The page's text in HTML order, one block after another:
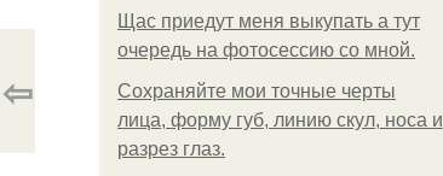
Щас приедут меня выкупать а тут
очередь на фотосессию со мной.
Сохраняйте мои точные черты
лица, форму губ, линию скул, носа и
разрез глаз.
⇦